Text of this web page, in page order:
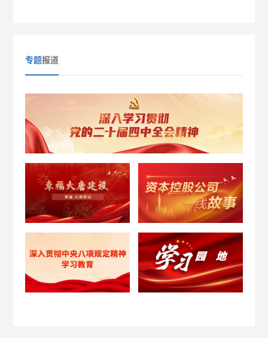
专题报道